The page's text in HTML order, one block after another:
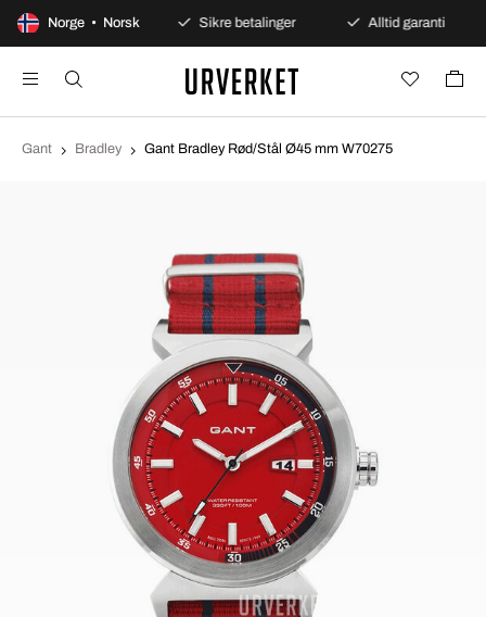
Norge • Norsk
dagers åpent kjøp Sikre betalinger Alltid garanti
Gant Bradley Gant Bradley Rød/Stål Ø45 mm W70275